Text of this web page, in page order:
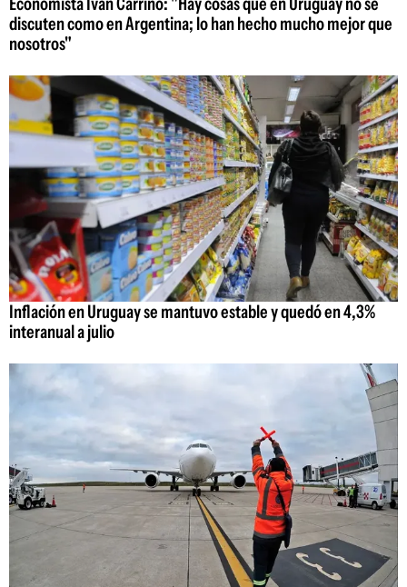
discuten como en Argentina; lo han hecho mucho mejor que
nosotros"
Inflación en Uruguay se mantuvo estable y quedó en 4,3%
interanual a julio